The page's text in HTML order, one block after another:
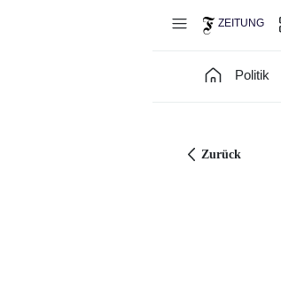
ZEITUNG
Politik
Zurück